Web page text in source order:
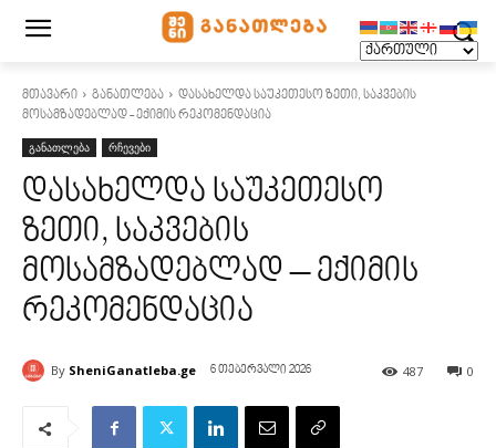
მთავარი განათლება
დასახელდა საუკეთესო ზეთი, საკვების
მოსამზადებლად - ექიმის რეკომენდაცია
განათლება რჩევები
დასახელდა საუკეთესო
ზეთი, საკვების
მოსამზადებლად – ექიმის
რეკომენდაცია
By SheniGanatleba.ge 6 თებერვალი 2026 0
487